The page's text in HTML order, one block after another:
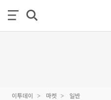
이투데이 마켓 일반